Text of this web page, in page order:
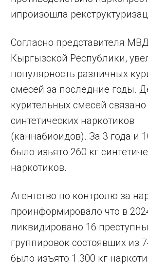
ипроизошла
Согласно представителя МВД
Кыргызской Республики,
популярность различных
смесей за последние годы.
курительных смесей
синтетических наркотиков
(каннабиоидов). За 3 года и
было изьято 260 кг
наркотиков.
Агентство по контролю за
проинформировало что в
ликвидировано 16
группировок состоявших из
было изъято 1.300 кг